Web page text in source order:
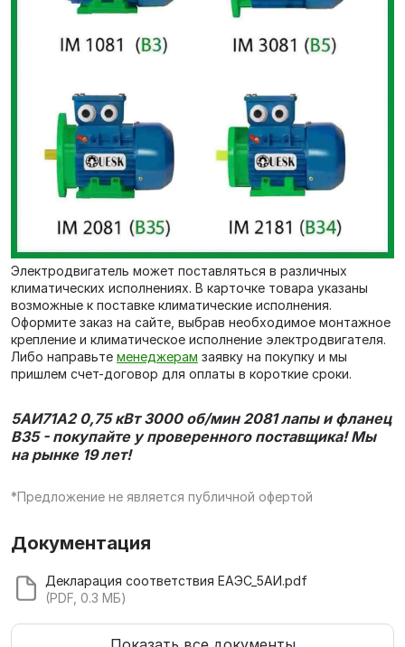
Электродвигатель может поставляться в различных
климатических исполнениях. В карточке товара указаны
возможные к поставке климатические исполнения.
Оформите заказ на сайте, выбрав необходимое монтажное
крепление и климатическое исполнение электродвигателя.
Либо направьте менеджерам заявку на покупку и мы
пришлем счет-договор для оплаты в короткие сроки.
5АИ71А2 0,75 кВт 3000 об/мин 2081 лапы и фланец
В35 - покупайте у проверенного поставщика! Мы
на рынке 19 лет!
*Предложение не является публичной офертой
Документация
Декларация соответствия ЕАЭС_5АИ.pdf
(PDF, 0.3 МБ)